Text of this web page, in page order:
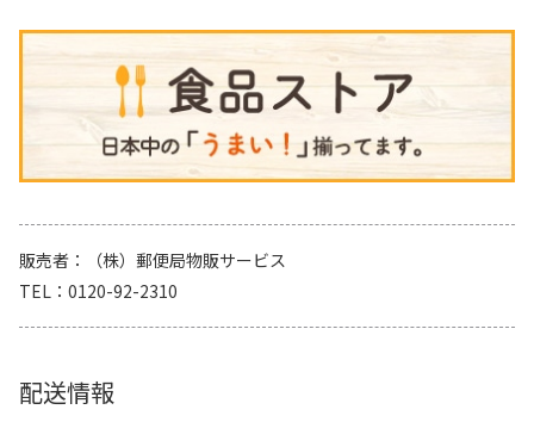
販売者
（株）郵便局物販サービス
TEL
0120-92-2310
配送情報